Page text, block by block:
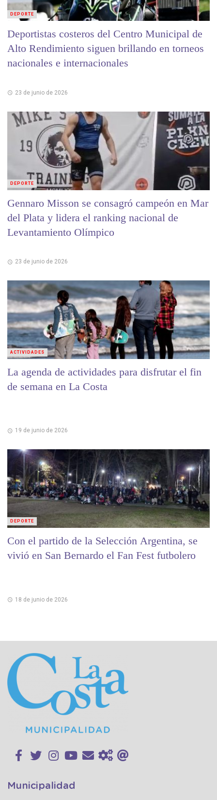
Deportistas costeros del Centro Municipal de
Alto Rendimiento siguen brillando en torneos
nacionales e internacionales
23 de junio de 2026
DEPORTE
Gennaro Misson se consagró campeón en Mar
del Plata y lidera el ranking nacional de
Levantamiento Olímpico
23 de junio de 2026
DEPORTE
La agenda de actividades para disfrutar el fin
de semana en La Costa
19 de junio de 2026
ACTIVIDADES
Con el partido de la Selección Argentina, se
vivió en San Bernardo el Fan Fest futbolero
18 de junio de 2026
DEPORTE
Municipalidad